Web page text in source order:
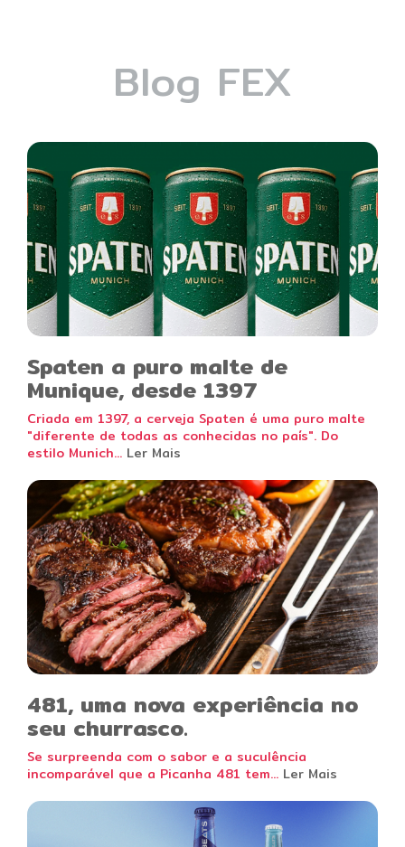
Blog FEX
Spaten a puro malte de
Munique, desde 1397
Criada em 1397, a cerveja Spaten é uma puro malte
"diferente de todas as conhecidas no país". Do
estilo Munich... Ler Mais
481, uma nova experiência no
seu churrasco.
Se surpreenda com o sabor e a suculência
incomparável que a Picanha 481 tem... Ler Mais